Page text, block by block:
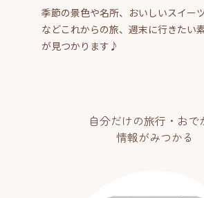
季節の景色や名所、おいしいスイー
などこれからの旅、週末に行きたい
が見つかります♪
自分だけの旅行・おで
情報がみつかる